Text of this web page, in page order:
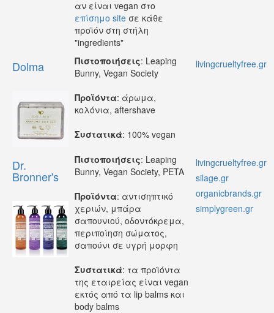
αν είναι vegan στο
επίσημο site σε κάθε
προϊόν στη στήλη
"ingredients"
Dolma Πιστοποιήσεις: Leaping
Bunny, Vegan Society
Προϊόντα: άρωμα,
κολόνια, aftershave
Συστατικά: 100% vegan
livingcrueltyfree.gr
Dr.
Bronner's
Πιστοποιήσεις: Leaping
Bunny, Vegan Society, PETA
Προϊόντα: αντισηπτικό
χεριών, μπάρα
σαπουνιού, οδοντόκρεμα,
περιποίηση σώματος,
σαπούνι σε υγρή μορφη
Συστατικά: τα προϊόντα
της εταιρείας είναι vegan
εκτός από τα lip balms και
body balms
livingcrueltyfree.gr
silage.gr
organicbrands.gr
simplygreen.gr